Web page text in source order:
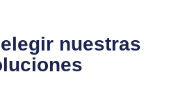
nuestras